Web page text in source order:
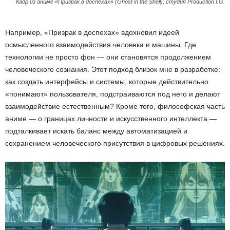
Кадр из аниме «Призрак в доспехах» (Ghost in the Shell), студия Production I.G.
Например, «Призрак в доспехах» вдохновил идеей
осмысленного взаимодействия человека и машины. Где
технологии не просто фон — они становятся продолжением
человеческого сознания. Этот подход близок мне в разработке:
как создать интерфейсы и системы, которые действительно
«понимают» пользователя, подстраиваются под него и делают
взаимодействие естественным? Кроме того, философская часть
аниме — о границах личности и искусственного интеллекта —
подталкивает искать баланс между автоматизацией и
сохранением человеческого присутствия в цифровых решениях.